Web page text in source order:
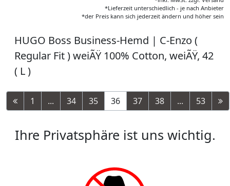
*Lieferzeit unterschiedlich - je nach Anbieter
*der Preis kann sich jederzeit ändern und höher sein
HUGO Boss Business-Hemd | C-Enzo (
Regular Fit ) weiÃŸ 100% Cotton, weiÃŸ, 42
( L )
1 ... 34 35 36 37 38 ... 53
Ihre Privatsphäre ist uns wichtig.